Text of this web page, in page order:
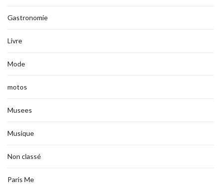
Gastronomie
Livre
Mode
motos
Musees
Musique
Non classé
Paris Me